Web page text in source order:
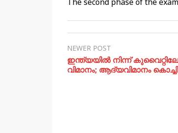
NEWER POST
ഇന്ത്യയിൽ നിന്ന്
വിമാനം; ആദ്യവിമാനം